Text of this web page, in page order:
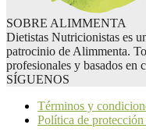
SOBRE ALIMMENTA
Dietistas Nutricionistas es
patrocinio de Alimmenta.
profesionales y basados en
SÍGUENOS
Términos y
Política de protección